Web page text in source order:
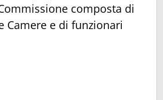
composta di
Camere e di funzionari